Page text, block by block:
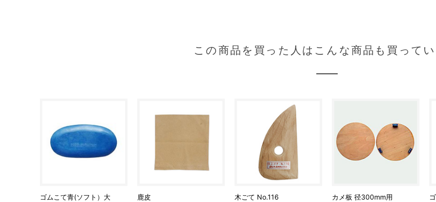
この商品を買った人はこんな商品も買って
ゴムこて青(ソフト）大 鹿皮 木ごて No.116
カメ板 径300mm用